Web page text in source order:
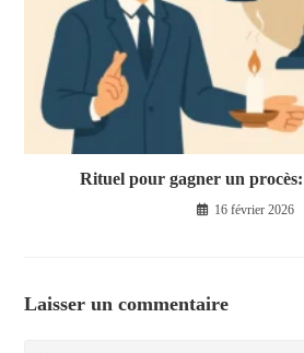
Rituel pour gagner un
16 février 2026
Laisser un commentaire